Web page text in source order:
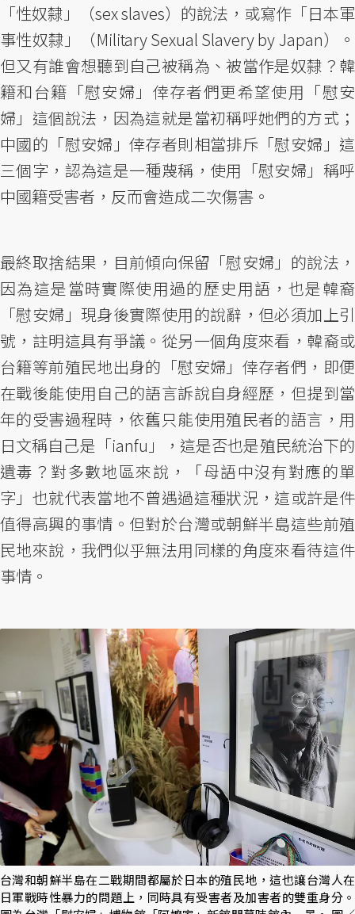
「性奴隸」（sex slaves）的說法，或寫作「日本軍
事性奴隸」（Military Sexual Slavery by Japan）。
但又有誰會想聽到自己被稱為、被當作是奴隸？韓
籍和台籍「慰安婦」倖存者們更希望使用「慰安
婦」這個說法，因為這就是當初稱呼她們的方式；
中國的「慰安婦」倖存者則相當排斥「慰安婦」這
三個字，認為這是一種蔑稱，使用「慰安婦」稱呼
中國籍受害者，反而會造成二次傷害。
最終取捨結果，目前傾向保留「慰安婦」的說法，
因為這是當時實際使用過的歷史用語，也是韓裔
「慰安婦」現身後實際使用的說辭，但必須加上引
號，註明這具有爭議。從另一個角度來看，韓裔或
台籍等前殖民地出身的「慰安婦」倖存者們，即便
在戰後能使用自己的語言訴說自身經歷，但提到當
年的受害過程時，依舊只能使用殖民者的語言，用
日文稱自己是「ianfu」，這是否也是殖民統治下的
遺毒？對多數地區來說，「母語中沒有對應的單
字」也就代表當地不曾遇過這種狀況，這或許是件
值得高興的事情。但對於台灣或朝鮮半島這些前殖
民地來說，我們似乎無法用同樣的角度來看待這件
事情。
台灣和朝鮮半島在二戰期間都屬於日本的殖民地，這也讓台灣人在
日軍戰時性暴力的問題上，同時具有受害者及加害者的雙重身分。